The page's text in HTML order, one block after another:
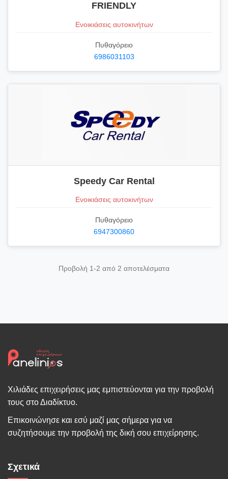
FRIENDLY
Ενοικιάσεις αυτοκινήτων
Πυθαγόρειο
6986031103
Speedy Car Rental
Ενοικιάσεις αυτοκινήτων
Πυθαγόρειο
6947300860
Προβολή 1-2 από 2 αποτελέσματα
Χιλιάδες επιχειρήσεις μας εμπιστεύονται για την προβολή
τους στο Διαδίκτυο.
Επικοινώνησε και εσύ μαζί μας σήμερα για να
συζητήσουμε την προβολή της δική σου επιχείρησης.
Σχετικά